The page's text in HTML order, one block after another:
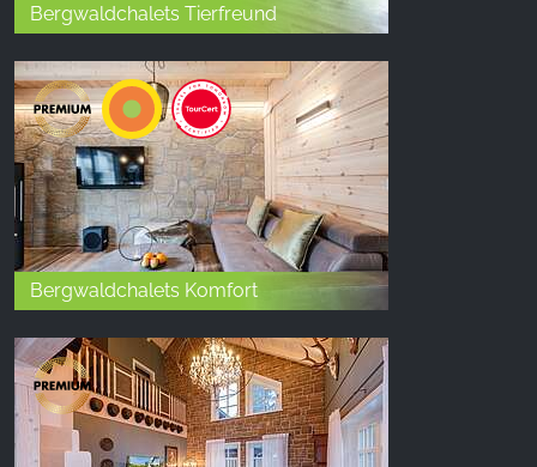
Bergwaldchalets Tierfreund
Bergwaldchalets Komfort